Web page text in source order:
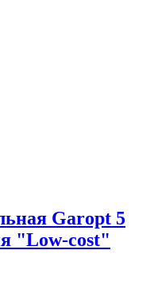
Garopt 5
"Low-cost"